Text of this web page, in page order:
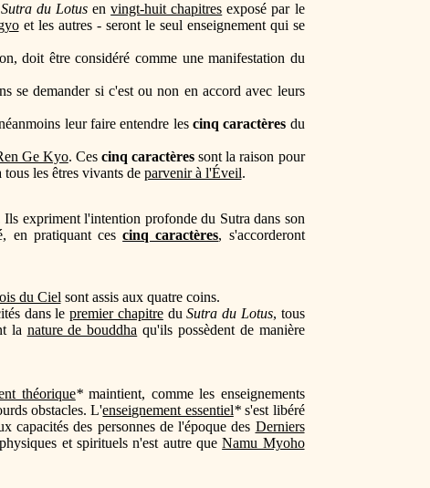
Sutra du Lotusenvingt-huit chapitres exposé par le
et les autres - seront le seul enseignement qui se
doit être considéré comme une manifestation du
se demander si c'est ou non en accord avec leurs
leur faire entendre les cinq caractères du
Ge Kyo. Cescinq caractères sont la raison pour
les êtres vivants de parvenir à l'Éveil.
expriment l'intention profonde du Sutra dans son
en pratiquant cescinq caractères, s'accorderont
du Ciel sont assis aux quatre coins.
dans lepremier chapitreduSutra du Lotus, tous
la nature de bouddha qu'ils possèdent de manière
théorique*maintient, comme les enseignements
obstacles. L'enseignement essentiel*s'est libéré
capacités des personnes de l'époque des Derniers
et spirituels n'est autre queNamu Myoho